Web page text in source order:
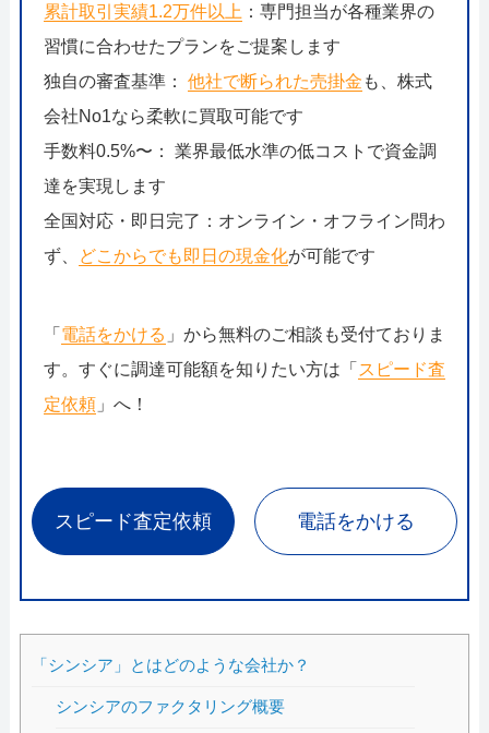
累計取引実績1.2万件以上 ：専門担当が各種業界の
習慣に合わせたプランをご提案します
独自の審査基準： 他社で断られた売掛金 も、株式
会社No1なら柔軟に買取可能です
手数料0.5%〜： 業界最低水準の低コストで資金調
達を実現します
全国対応・即日完了：オンライン・オフライン問わ
ず、
どこからでも即日の現金化が可能です
「 電話をかける 」から無料のご相談も受付ておりま
す。すぐに調達可能額を知りたい方は「 スピード査
定依頼」へ！
スピード査定依頼 電話をかける
「シンシア」とはどのような会社か？
シンシアのファクタリング概要